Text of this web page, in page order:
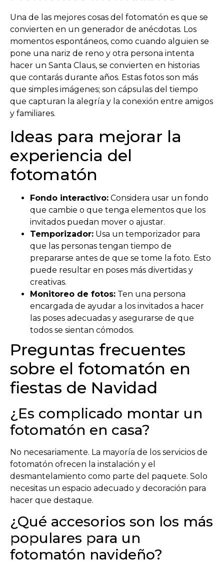
Una de las mejores cosas del fotomatón es que se
convierten en un generador de anécdotas. Los
momentos espontáneos, como cuando alguien se
pone una nariz de reno y otra persona intenta
hacer un Santa Claus, se convierten en historias
que contarás durante años. Estas fotos son más
que simples imágenes; son cápsulas del tiempo
que capturan la alegría y la conexión entre amigos
y familiares.
Ideas para mejorar la
experiencia del
fotomatón
Fondo interactivo: Considera usar un fondo
que cambie o que tenga elementos que los
invitados puedan mover o ajustar.
Temporizador: Usa un temporizador para
que las personas tengan tiempo de
prepararse antes de que se tome la foto. Esto
puede resultar en poses más divertidas y
creativas.
Monitoreo de fotos: Ten una persona
encargada de ayudar a los invitados a hacer
las poses adecuadas y asegurarse de que
todos se sientan cómodos.
Preguntas frecuentes
sobre el fotomatón en
fiestas de Navidad
¿Es complicado montar un
fotomatón en casa?
No necesariamente. La mayoría de los servicios de
fotomatón ofrecen la instalación y el
desmantelamiento como parte del paquete. Solo
necesitas un espacio adecuado y decoración para
hacer que destaque.
¿Qué accesorios son los más
populares para un
fotomatón navideño?